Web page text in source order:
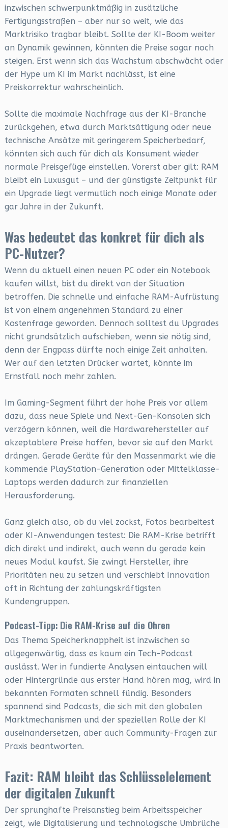
inzwischen schwerpunktmäßig in zusätzliche
Fertigungsstraßen – aber nur so weit, wie das
Marktrisiko tragbar bleibt. Sollte der KI-Boom weiter
an Dynamik gewinnen, könnten die Preise sogar noch
steigen. Erst wenn sich das Wachstum abschwächt oder
der Hype um KI im Markt nachlässt, ist eine
Preiskorrektur wahrscheinlich.
Sollte die maximale Nachfrage aus der KI-Branche
zurückgehen, etwa durch Marktsättigung oder neue
technische Ansätze mit geringerem Speicherbedarf,
könnten sich auch für dich als Konsument wieder
normale Preisgefüge einstellen. Vorerst aber gilt: RAM
bleibt ein Luxusgut – und der günstigste Zeitpunkt für
ein Upgrade liegt vermutlich noch einige Monate oder
gar Jahre in der Zukunft.
Was bedeutet das konkret für dich als
PC-Nutzer?
Wenn du aktuell einen neuen PC oder ein Notebook
kaufen willst, bist du direkt von der Situation
betroffen. Die schnelle und einfache RAM-Aufrüstung
ist von einem angenehmen Standard zu einer
Kostenfrage geworden. Dennoch solltest du Upgrades
nicht grundsätzlich aufschieben, wenn sie nötig sind,
denn der Engpass dürfte noch einige Zeit anhalten.
Wer auf den letzten Drücker wartet, könnte im
Ernstfall noch mehr zahlen.
Im Gaming-Segment führt der hohe Preis vor allem
dazu, dass neue Spiele und Next-Gen-Konsolen sich
verzögern können, weil die Hardwarehersteller auf
akzeptablere Preise hoffen, bevor sie auf den Markt
drängen. Gerade Geräte für den Massenmarkt wie die
kommende PlayStation-Generation oder Mittelklasse-
Laptops werden dadurch zur finanziellen
Herausforderung.
Ganz gleich also, ob du viel zockst, Fotos bearbeitest
oder KI-Anwendungen testest: Die RAM-Krise betrifft
dich direkt und indirekt, auch wenn du gerade kein
neues Modul kaufst. Sie zwingt Hersteller, ihre
Prioritäten neu zu setzen und verschiebt Innovation
oft in Richtung der zahlungskräftigsten
Kundengruppen.
Podcast-Tipp: Die RAM-Krise auf die Ohren
Das Thema Speicherknappheit ist inzwischen so
allgegenwärtig, dass es kaum ein Tech-Podcast
auslässt. Wer in fundierte Analysen eintauchen will
oder Hintergründe aus erster Hand hören mag, wird in
bekannten Formaten schnell fündig. Besonders
spannend sind Podcasts, die sich mit den globalen
Marktmechanismen und der speziellen Rolle der KI
auseinandersetzen, aber auch Community-Fragen zur
Praxis beantworten.
Fazit: RAM bleibt das Schlüsselelement
der digitalen Zukunft
Der sprunghafte Preisanstieg beim Arbeitsspeicher
zeigt, wie Digitalisierung und technologische Umbrüche